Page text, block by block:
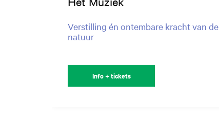
Verstilling én ontembare kracht van de
natuur
Info + tickets